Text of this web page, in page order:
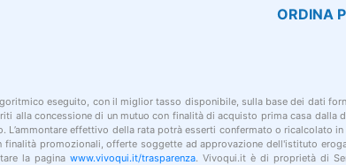
ORDINA
eseguito, con il miglior tasso disponibile, sulla base dei dati
alla concessione di un mutuo con finalità di acquisto prima casa dalla
L’ammontare effettivo della rata potrà esserti confermato o ricalcolato
promozionali, offerte soggette ad approvazione dell'istituto
la paginawww.vivoqui.it/trasparenza. Vivoqui.it è di proprietà di